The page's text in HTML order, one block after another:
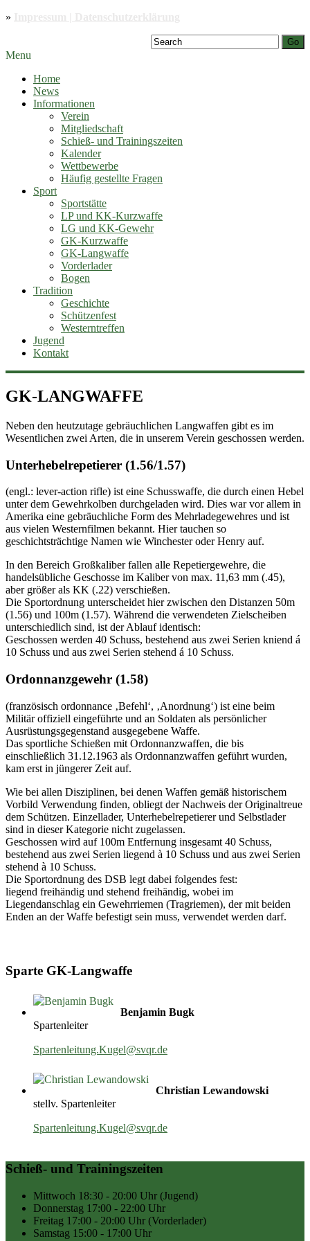
»
Go
Menu
Home
News
Informationen
Verein
Mitgliedschaft
Schieß- und Trainingszeiten
Kalender
Wettbewerbe
Häufig gestellte Fragen
Sport
Sportstätte
LP und KK-Kurzwaffe
LG und KK-Gewehr
GK-Kurzwaffe
GK-Langwaffe
Vorderlader
Bogen
Tradition
Geschichte
Schützenfest
Westerntreffen
Jugend
Kontakt
GK-LANGWAFFE
Neben den heutzutage gebräuchlichen Langwaffen gibt es im
Wesentlichen zwei Arten, die in unserem Verein geschossen werden.
Unterhebelrepetierer (1.56/1.57)
(engl.: lever-action rifle) ist eine Schusswaffe, die durch einen Hebel
unter dem Gewehrkolben durchgeladen wird. Dies war vor allem in
Amerika eine gebräuchliche Form des Mehrladegewehres und ist
aus vielen Westernfilmen bekannt. Hier tauchen so
geschichtsträchtige Namen wie Winchester oder Henry auf.
In den Bereich Großkaliber fallen alle Repetiergewehre, die
handelsübliche Geschosse im Kaliber von max. 11,63 mm (.45),
aber größer als KK (.22) verschießen.
Die Sportordnung unterscheidet hier zwischen den Distanzen 50m
(1.56) und 100m (1.57). Während die verwendeten Zielscheiben
unterschiedlich sind, ist der Ablauf identisch:
Geschossen werden 40 Schuss, bestehend aus zwei Serien kniend á
10 Schuss und aus zwei Serien stehend á 10 Schuss.
Ordonnanzgewehr (1.58)
(französisch ordonnance ‚Befehl‘, ‚Anordnung‘) ist eine beim
Militär offiziell eingeführte und an Soldaten als persönlicher
Ausrüstungsgegenstand ausgegebene Waffe.
Das sportliche Schießen mit Ordonnanzwaffen, die bis
einschließlich 31.12.1963 als Ordonnanzwaffen geführt wurden,
kam erst in jüngerer Zeit auf.
Wie bei allen Disziplinen, bei denen Waffen gemäß historischem
Vorbild Verwendung finden, obliegt der Nachweis der Originaltreue
dem Schützen. Einzellader, Unterhebelrepetierer und Selbstlader
sind in dieser Kategorie nicht zugelassen.
Geschossen wird auf 100m Entfernung insgesamt 40 Schuss,
bestehend aus zwei Serien liegend à 10 Schuss und aus zwei Serien
stehend à 10 Schuss.
Die Sportordnung des DSB legt dabei folgendes fest:
liegend freihändig und stehend freihändig, wobei im
Liegendanschlag ein Gewehrriemen (Tragriemen), der mit beiden
Enden an der Waffe befestigt sein muss, verwendet werden darf.
Sparte GK-Langwaffe
Benjamin Bugk
Spartenleiter
Spartenleitung.Kugel@svqr.de
Christian Lewandowski
stellv. Spartenleiter
Spartenleitung.Kugel@svqr.de
Schieß- und Trainingszeiten
Mittwoch 18:30 - 20:00 Uhr (Jugend)
Donnerstag 17:00 - 22:00 Uhr
Freitag 17:00 - 20:00 Uhr (Vorderlader)
Samstag 15:00 - 17:00 Uhr